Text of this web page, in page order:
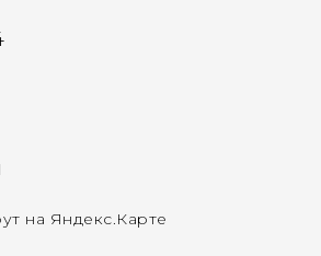
на Яндекс.Карте